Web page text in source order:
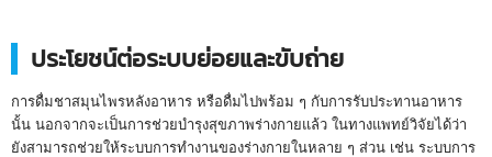
ประโยชน์ต่อระบบย่อยและขับถ่าย
การดื่มชาสมุนไพรหลังอาหาร หรือดื่มไปพร้อม ๆ กับการรับประทานอาหาร
นั้น นอกจากจะเป็นการช่วยบำรุงสุขภาพร่างกายแล้ว ในทางแพทย์วิจัยได้ว่า
ยังสามารถช่วยให้ระบบการทำงานของร่างกายในหลาย ๆ ส่วน เช่น ระบบการ